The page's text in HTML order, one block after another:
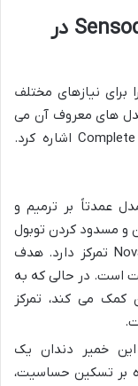
جایگاه Sensodyne Daily Gum Care در
نیازهای مختلف
های معروف آن می
توان به Repair & Protect و Complete Protection اشاره کرد.
عمدتاً بر ترمیم و
و مسدود کردن توبول
های عاجی با استفاده از فناوری NovaMin تمرکز دارد. هدف
است. در حالی که به
می کند، تمرکز
این خمیر دندان یک
بر تسکین حساسیت،